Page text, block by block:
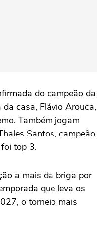
do campeão da
casa, Flávio Arouca,
Também jogam
Santos, campeão
top 3.
a mais da briga por
que leva os
o torneio mais